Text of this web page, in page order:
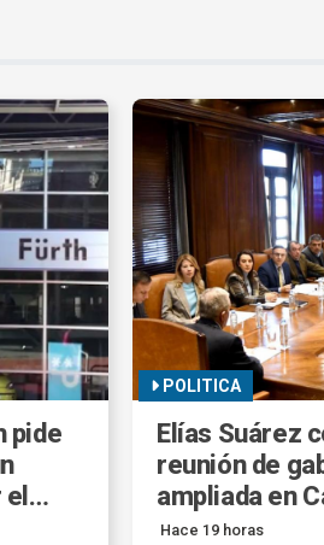
pide
POLITICA
Elías Suárez
reunión de
ampliada en
Gobierno.
Hace 19 horas